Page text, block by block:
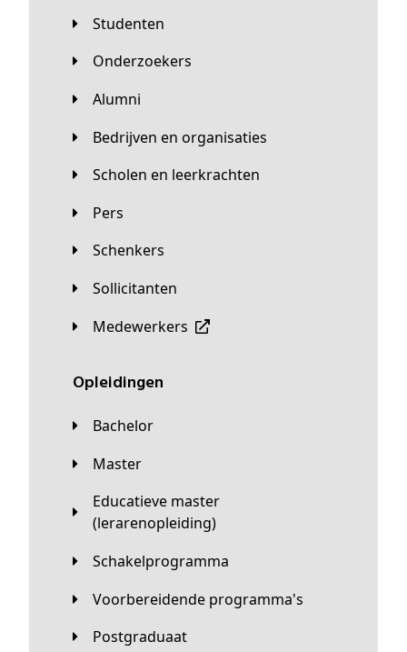
Studenten
Onderzoekers
Alumni
Bedrijven en organisaties
Scholen en leerkrachten
Pers
Schenkers
Sollicitanten
Medewerkers
Opleidingen
Bachelor
Master
Educatieve master
(lerarenopleiding)
Schakelprogramma
Voorbereidende programma's
Postgraduaat